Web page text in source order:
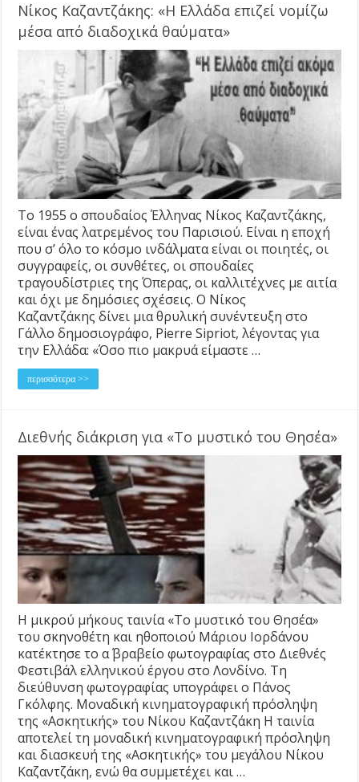
Νίκος Καζαντζάκης: «H Ελλάδα επιζεί νομίζω
μέσα από διαδοχικά θαύματα»
To 1955 ο σπουδαίος Έλληνας Νίκος Καζαντζάκης,
είναι ένας λατρεμένος του Παρισιού. Είναι η εποχή
που σ’ όλο το κόσμο ινδάλματα είναι οι ποιητές, οι
συγγραφείς, οι συνθέτες, οι σπουδαίες
τραγουδίστριες της Όπερας, οι καλλιτέχνες με αιτία
και όχι με δημόσιες σχέσεις. Ο Νίκος
Καζαντζάκης δίνει μια θρυλική συνέντευξη στο
Γάλλο δημοσιογράφο, Pierre Sipriot, λέγοντας για
την Ελλάδα: «Όσο πιο μακρυά είμαστε …
περισσότερα >>
Διεθνής διάκριση για «Το μυστικό του Θησέα»
Η μικρού μήκους ταινία «Το μυστικό του Θησέα»
του σκηνοθέτη και ηθοποιού Μάριου Ιορδάνου
κατέκτησε το α΄ βραβείο φωτογραφίας στο Διεθνές
Φεστιβάλ ελληνικού έργου στο Λονδίνο. Τη
διεύθυνση φωτογραφίας υπογράφει ο Πάνος
Γκόλφης. Μοναδική κινηματογραφική πρόσληψη
της «Ασκητικής» του Νίκου Καζαντζάκη Η ταινία
αποτελεί τη μοναδική κινηματογραφική πρόσληψη
και διασκευή της «Ασκητικής» του μεγάλου Νίκου
Καζαντζάκη, ενώ θα συμμετέχει και …